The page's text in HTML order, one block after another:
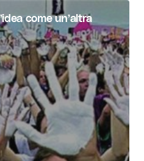
come un’altra